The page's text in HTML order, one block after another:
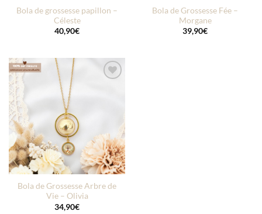
Bola de grossesse papillon –
Céleste
40,90€
Bola de Grossesse Fée –
Morgane
39,90€
Bola de Grossesse Arbre de
Vie – Olivia
34,90€